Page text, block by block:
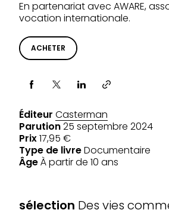
En partenariat avec AWARE,
vocation internationale.
ACHETER
Partager via
Éditeur Casterman
Parution25 septembre 2024
Prix17,95 €
Type de livreDocumentaire
ÂgeÀ partir de 10 ans
sélection Des vies